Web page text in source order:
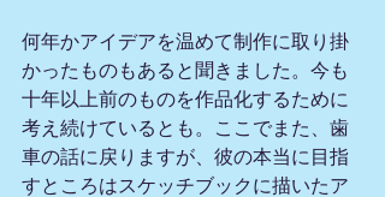
何年かアイデアを温めて制作に取り掛
かったものもあると聞きました。今も
十年以上前のものを作品化するために
考え続けているとも。ここでまた、歯
車の話に戻りますが、彼の本当に目指
すところはスケッチブックに描いたア